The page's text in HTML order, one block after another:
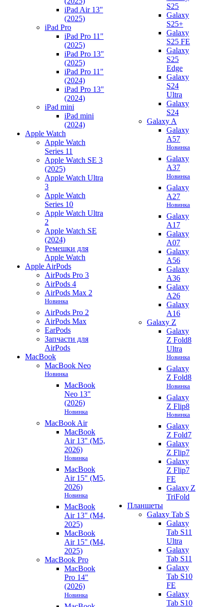
iPad Air 13"
(2025)
iPad Pro
iPad Pro 11"
(2025)
iPad Pro 13"
(2025)
iPad Pro 11"
(2024)
iPad Pro 13"
(2024)
iPad mini
iPad mini
(2024)
Apple Watch
Apple Watch
Series 11
Apple Watch SE 3
(2025)
Apple Watch Ultra
3
Apple Watch
Series 10
Apple Watch Ultra
2
Apple Watch SE
(2024)
Ремешки для
Apple Watch
Apple AirPods
AirPods Pro 3
AirPods 4
AirPods Max 2
Новинка
AirPods Pro 2
AirPods Max
EarPods
Запчасти для
AirPods
MacBook
MacBook Neo
Новинка
MacBook
Neo 13"
(2026)
Новинка
MacBook Air
MacBook
Air 13" (M5,
2026)
Новинка
MacBook
Air 15" (M5,
2026)
Новинка
MacBook
Air 13" (M4,
2025)
MacBook
Air 15" (M4,
2025)
MacBook Pro
MacBook
Pro 14"
(2026)
Новинка
S25
Galaxy
S25+
Galaxy
S25 FE
Galaxy
S25
Edge
Galaxy
S24
Ultra
Galaxy
S24
Galaxy A
Galaxy
A57
Новинка
Galaxy
A37
Новинка
Galaxy
A27
Новинка
Galaxy
A17
Galaxy
A07
Galaxy
A56
Galaxy
A36
Galaxy
A26
Galaxy
A16
Galaxy Z
Galaxy
Z Fold8
Ultra
Новинка
Galaxy
Z Fold8
Новинка
Galaxy
Z Flip8
Новинка
Galaxy
Z Fold7
Galaxy
Z Flip7
Galaxy
Z Flip7
FE
Galaxy Z
TriFold
Планшеты
Galaxy Tab S
Galaxy
Tab S11
Ultra
Galaxy
Tab S11
Galaxy
Tab S10
FE
Galaxy
Tab S10